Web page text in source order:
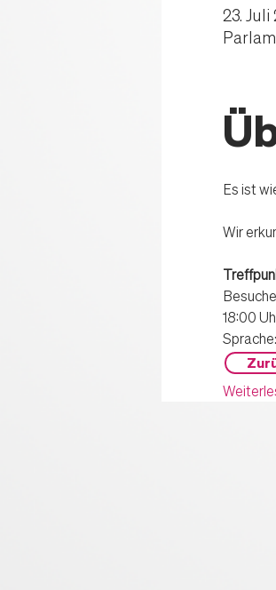
23. Juli
Es ist
Wir
18:00